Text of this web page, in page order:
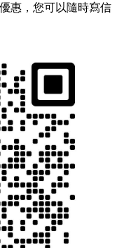
惠，您可以隨時寫信